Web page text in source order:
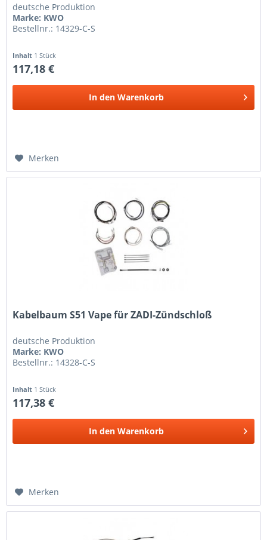
deutsche Produktion
Marke: KWO
Bestellnr.: 14329-C-S
Inhalt 1 Stück
117,18 €
In den Warenkorb
Merken
Kabelbaum S51 Vape für ZADI-Zündschloß
deutsche Produktion
Marke: KWO
Bestellnr.: 14328-C-S
Inhalt 1 Stück
117,38 €
In den Warenkorb
Merken